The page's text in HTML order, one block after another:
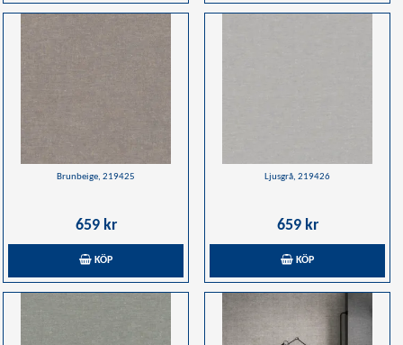
Brunbeige, 219425
659 kr
KÖP
Ljusgrå, 219426
659 kr
KÖP